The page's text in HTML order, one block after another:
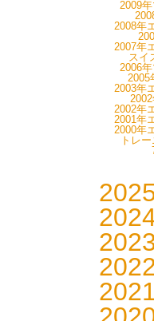
2009
2008年
2007年
スイ
2006
2005
2003年
2002年
2001年
2000年
トレ